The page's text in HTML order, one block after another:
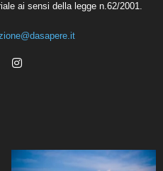
ai sensi della legge n.62/2001.